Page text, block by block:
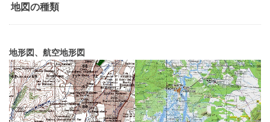
地図の種類
地形図、航空地形図